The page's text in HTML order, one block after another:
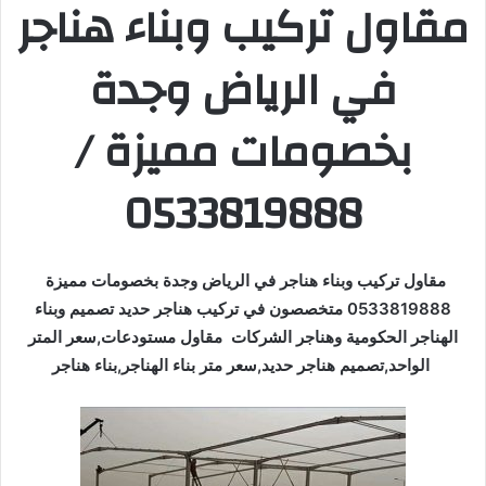
مقاول تركيب وبناء هناجر
في الرياض وجدة
بخصومات مميزة /
0533819888
مقاول تركيب وبناء هناجر في الرياض وجدة بخصومات مميزة
0533819888 متخصصون في تركيب هناجر حديد تصميم وبناء
الهناجر الحكومية وهناجر الشركات مقاول مستودعات,سعر المتر